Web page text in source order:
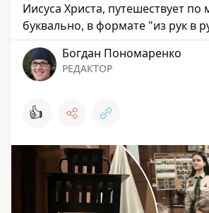
Иисуса Христа, путешествует по
буквально, в формате "из рук в
Богдан Пономаренко
РЕДАКТОР
👍